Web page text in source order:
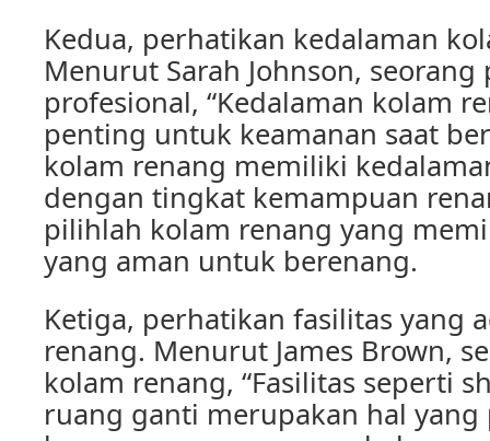
Kedua, perhatikan kedalaman
Menurut Sarah Johnson,
profesional, “Kedalaman kolam
penting untuk keamanan saat
kolam renang memiliki
dengan tingkat kemampuan
pilihlah kolam renang yang
yang aman untuk berenang.
Ketiga, perhatikan fasilitas yang
renang. Menurut James Brown,
kolam renang, “Fasilitas seperti
ruang ganti merupakan hal